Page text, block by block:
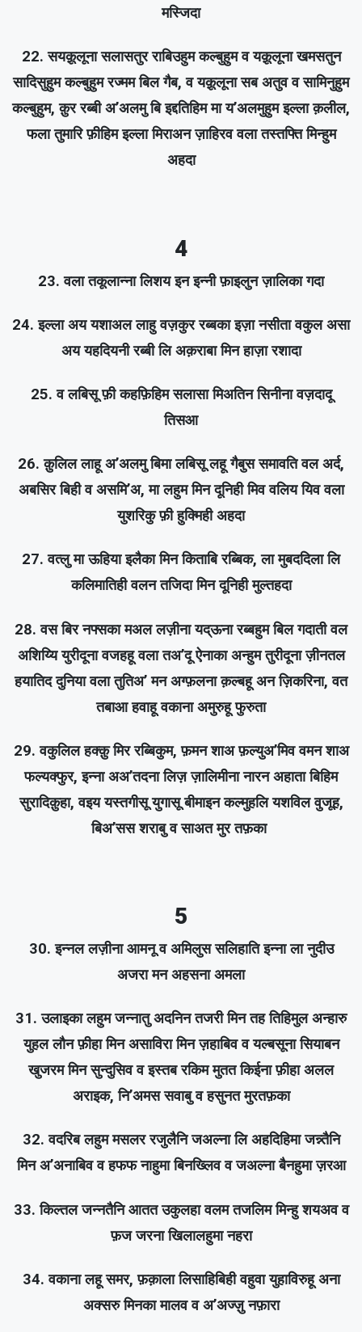
मस्जिदा
22. सयक़ूलूना सलासतुर राबिउहुम कल्बुहुम व यक़ूलूना खमसतुन
सादिसुहुम कल्बुहुम रज्मम बिल गैब, व यक़ूलूना सब अतुव व सामिनुहुम
कल्बुहुम, क़ुर रब्बी अ’अलमु बि इद्दतिहिम मा य’अलमुहुम इल्ला क़लील,
फला तुमारि फ़ीहिम इल्ला मिराअन ज़ाहिरव वला तस्तफ्ति मिन्हुम
अहदा
4
23. वला तकूलान्ना लिशय इन इन्नी फ़ाइलुन ज़ालिका गदा
24. इल्ला अय यशाअल लाहु वज़कुर रब्बका इज़ा नसीता वकुल असा
अय यहदियनी रब्बी लि अक़राबा मिन हाज़ा रशादा
25. व लबिसू फ़ी कहफ़िहिम सलासा मिअतिन सिनीना वज़दादू
तिसआ
26. क़ुलिल लाहू अ’अलमु बिमा लबिसू लहू गैबुस समावति वल अर्द,
अबसिर बिही व असमि’अ, मा लहुम मिन दूनिही मिव वलिय यिव वला
युशरिकु फ़ी हुक्मिही अहदा
27. वत्लु मा ऊहिया इलैका मिन किताबि रब्बिक, ला मुबददिला लि
कलिमातिही वलन तजिदा मिन दूनिही मुल्तहदा
28. वस बिर नफ्सका मअल लज़ीना यद्ऊना रब्बहुम बिल गदाती वल
अशिय्यि युरीदूना वजहहू वला तअ’दू ऐनाका अन्हुम तुरीदूना ज़ीनतल
हयातिद दुनिया वला तुतिअ’ मन अग्फ़लना क़ल्बहू अन ज़िकरिना, वत
तबाआ हवाहू वकाना अमुरुहू फुरुता
29. वकुलिल हक्क़ु मिर रब्बिकुम, फ़मन शाअ फ़ल्युअ’मिव वमन शाअ
फल्यक्फुर, इन्ना अअ’तदना लिज़ ज़ालिमीना नारन अहाता बिहिम
सुरादिक़ुहा, वइय यस्तगीसू युगासू बीमाइन कल्मुहलि यशविल वुजूह,
बिअ’सस शराबु व साअत मुर तफ़का
5
30. इन्नल लज़ीना आमनू व अमिलुस सलिहाति इन्ना ला नुदीउ
अजरा मन अहसना अमला
31. उलाइका लहुम जन्नातु अदनिन तजरी मिन तह तिहिमुल अन्हारु
युहल लौन फ़ीहा मिन असाविरा मिन ज़हाबिव व यल्बसूना सियाबन
खुजरम मिन सुन्दुसिव व इस्तब रकिम मुतत किईना फ़ीहा अलल
अराइक, नि’अमस सवाबु व हसुनत मुरतफ़का
32. वदरिब लहुम मसलर रजुलैनि जअल्ना लि अहदिहिमा जन्न्तैनि
मिन अ’अनाबिव व हफफ नाहुमा बिनख्लिव व जअल्ना बैनहुमा ज़रआ
33. किल्तल जन्नतैनि आतत उकुलहा वलम तजलिम मिन्हु शयअव व
फ़ज जरना खिलालहुमा नहरा
34. वकाना लहू समर, फ़क़ाला लिसाहिबिही वहुवा युहाविरुहू अना
अक्सरु मिनका मालव व अ’अज्ज़ु नफ़ारा